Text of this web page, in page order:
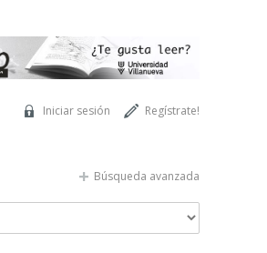
Regístrate!
Iniciar sesión
Búsqueda avanzada